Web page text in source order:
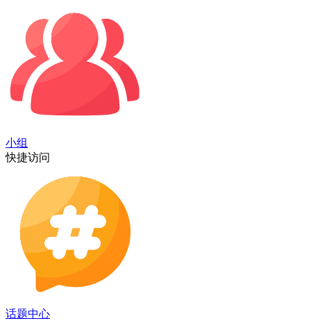
小组
快捷访问
话题中心